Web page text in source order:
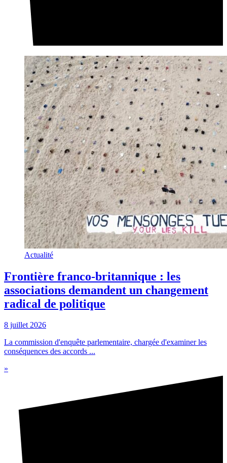
Actualité
Frontière franco-britannique : les
associations demandent un changement
radical de politique
8 juillet 2026
La commission d'enquête parlementaire, chargée d'examiner les
conséquences des accords ...
»